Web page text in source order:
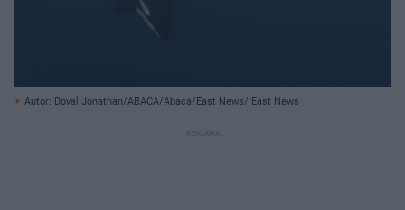
Autor: Doval Jonathan/ABACA/Abaca/East News/ East News